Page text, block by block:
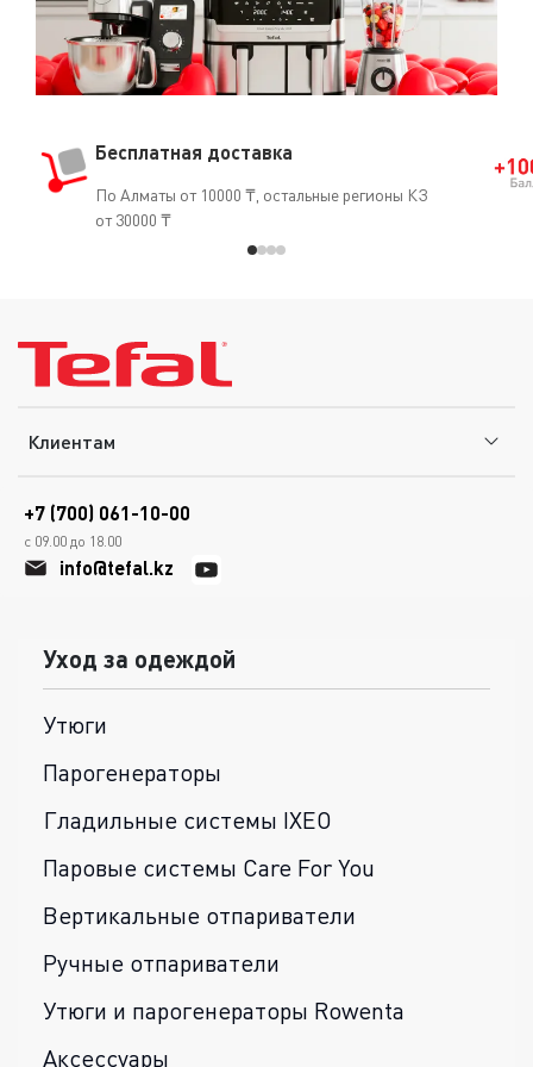
Бесплатная доставка
По Алматы от 10000 ₸, остальные регионы КЗ
от 30000 ₸
Клиентам
+7 (700) 061-10-00
с 09.00 до 18.00
info@tefal.kz
Уход за одеждой
Утюги
Парогенераторы
Гладильные системы IXEO
Паровые системы Care For You
Вертикальные отпариватели
Ручные отпариватели
Утюги и парогенераторы Rowenta
Аксессуары